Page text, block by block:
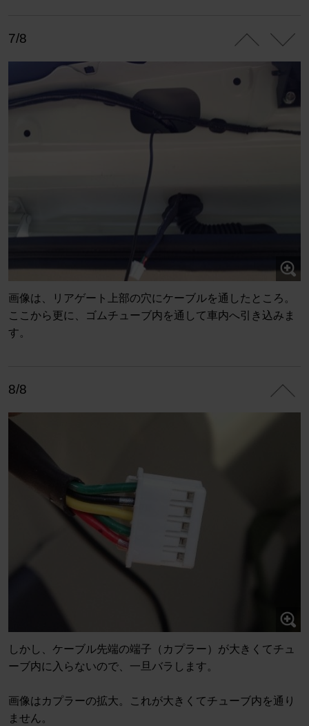
7/8
画像は、リアゲート上部の穴にケーブルを通したところ。
ここから更に、ゴムチューブ内を通して車内へ引き込みま
す。
8/8
しかし、ケーブル先端の端子（カプラー）が大きくてチュ
ーブ内に入らないので、一旦バラします。
画像はカプラーの拡大。これが大きくてチューブ内を通り
ません。